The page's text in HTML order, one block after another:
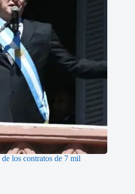
los contratos de 7 mil